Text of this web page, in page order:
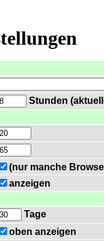
Stunden
(nur manche
anzeigen
Tage
oben anzeigen